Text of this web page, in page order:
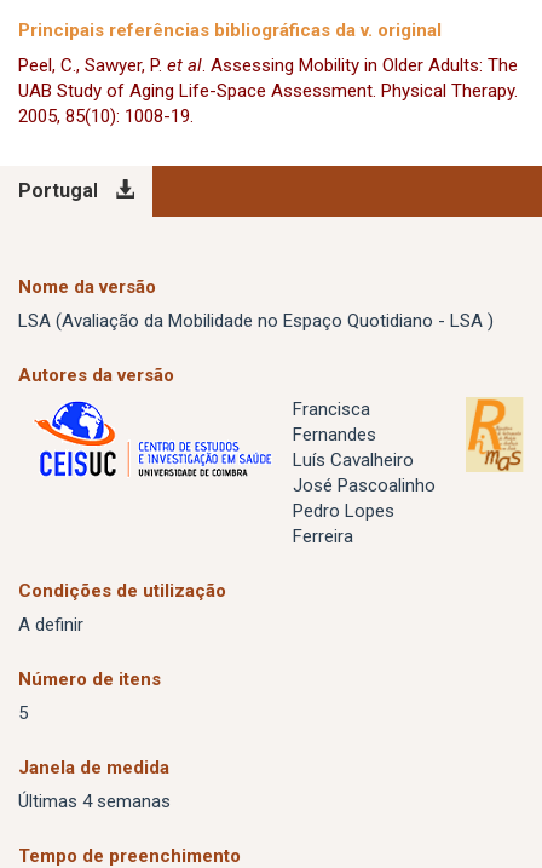
Principais referências bibliográficas da v. original
Peel, C., Sawyer, P. et al . Assessing Mobility in Older Adults: The
UAB Study of Aging Life-Space Assessment. Physical Therapy.
2005, 85(10): 1008-19.
Portugal
Nome da versão
LSA (Avaliação da Mobilidade no Espaço Quotidiano - LSA )
Autores da versão
Francisca
Fernandes
Luís Cavalheiro
José Pascoalinho
Pedro Lopes
Ferreira
Condições de utilização
A definir
Número de itens
5
Janela de medida
Últimas 4 semanas
Tempo de preenchimento